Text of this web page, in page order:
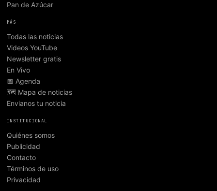
Pan de Azúcar
MÁS
Todas las noticias
Videos YouTube
Newsletter gratis
En Vivo
📅 Agenda
🗺️ Mapa de noticias
Envianos tu noticia
INSTITUCIONAL
Quiénes somos
Publicidad
Contacto
Términos de uso
Privacidad